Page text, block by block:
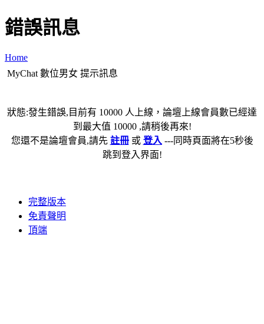
錯誤訊息
Home
MyChat 數位男女 提示訊息
狀態:發生錯誤,目前有 10000 人上線，論壇上線會員數已經達
到最大值 10000 ,請稍後再來!
您還不是論壇會員,請先 註冊或 登入 ---同時頁面將在5秒後
跳到登入界面!
完整版本
免責聲明
頂端